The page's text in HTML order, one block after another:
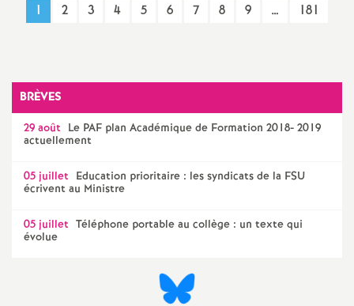
O
l
é
a
n
1 2 3 4 5 6 7 8 9 … 181
BRÈVES
29 août Le PAF plan Académique de Formation 2018- 2019
actuellement
05 juillet Education prioritaire : les syndicats de la FSU
écrivent au Ministre
05 juillet Téléphone portable au collège : un texte qui
évolue